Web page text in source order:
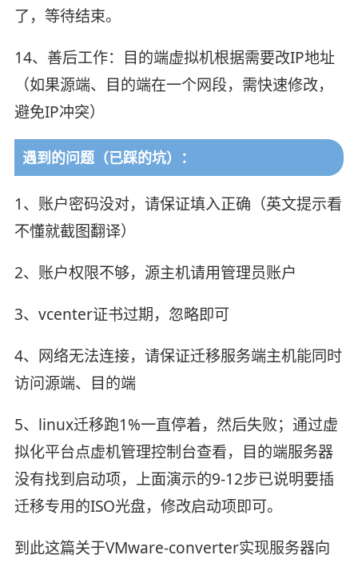
了，等待结束。
14、善后工作：目的端虚拟机根据需要改IP地址
（如果源端、目的端在一个网段，需快速修改，
避免IP冲突）
遇到的问题（已踩的坑）：
1、账户密码没对，请保证填入正确（英文提示看
不懂就截图翻译）
2、账户权限不够，源主机请用管理员账户
3、vcenter证书过期，忽略即可
4、网络无法连接，请保证迁移服务端主机能同时
访问源端、目的端
5、linux迁移跑1%一直停着，然后失败；通过虚
拟化平台点虚机管理控制台查看，目的端服务器
没有找到启动项，上面演示的9-12步已说明要插
迁移专用的ISO光盘，修改启动项即可。
到此这篇关于VMware-converter实现服务器向